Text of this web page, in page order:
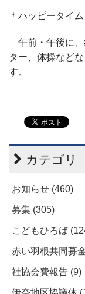
＊ハッピータイム
午前・午後に、
ター、体操など
す。
カテゴリ
お知らせ (460)
募集 (305)
こどもひろば
赤い羽根共同募
社協会費報告 (9)